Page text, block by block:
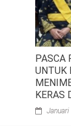
PASCA
UNTUK
KERAS
Januari